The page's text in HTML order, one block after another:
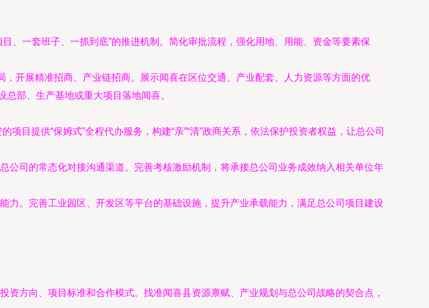
、一套班子、一抓到底”的推进机制。简化审批流程，强化用地、用能、资金等要素保
，开展精准招商、产业链招商。展示闻喜在区位交通、产业配套、人力资源等方面的优
部、生产基地或重大项目落地闻喜。
项目提供“保姆式”全程代办服务，构建“亲”“清”政商关系，依法保护投资者权益，让总公司
公司的常态化对接沟通渠道。完善考核激励机制，将承接总公司业务成效纳入相关单位年
力。完善工业园区、开发区等平台的基础设施，提升产业承载能力，满足总公司项目建设
资方向、项目标准和合作模式。找准闻喜县资源禀赋、产业规划与总公司战略的契合点，